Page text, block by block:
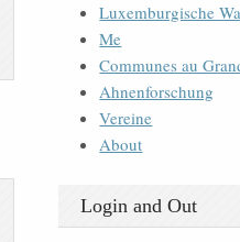
Luxemburgische
Me
Communes au
Ahnenforschung
Vereine
About
Login and Out